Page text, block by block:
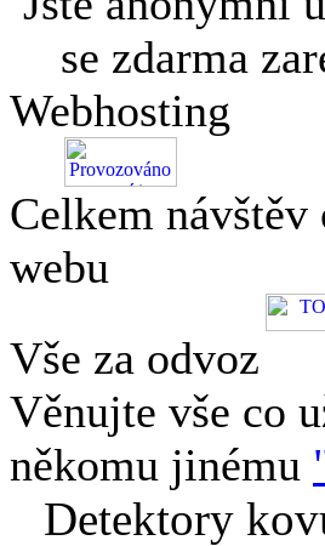
se zdarma
Webhosting
Celkem návštěv
webu
Vše za odvoz
Věnujte vše co
někomu jinému
Detektory